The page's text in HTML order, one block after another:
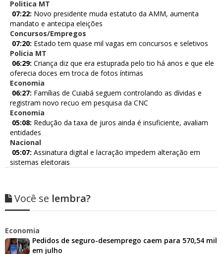
Politica MT
07:22: Novo presidente muda estatuto da AMM, aumenta
mandato e antecipa eleições
Concursos/Empregos
07:20: Estado tem quase mil vagas em concursos e seletivos
Policia MT
06:29: Criança diz que era estuprada pelo tio há anos e que ele
oferecia doces em troca de fotos íntimas
Economia
06:27: Famílias de Cuiabá seguem controlando as dívidas e
registram novo recuo em pesquisa da CNC
Economia
05:08: Redução da taxa de juros ainda é insuficiente, avaliam
entidades
Nacional
05:07: Assinatura digital e lacração impedem alteração em
sistemas eleitorais
Você se lembra?
Economia
Pedidos de seguro-desemprego caem para 570,54 mil
em julho